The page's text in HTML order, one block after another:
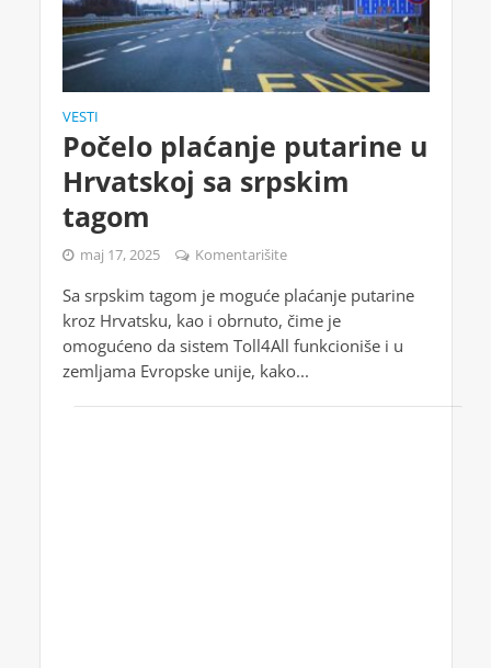
VESTI
Počelo plaćanje putarine u
Hrvatskoj sa srpskim
tagom
maj 17, 2025 Komentarišite
Sa srpskim tagom je moguće plaćanje putarine
kroz Hrvatsku, kao i obrnuto, čime je
omogućeno da sistem Toll4All funkcioniše i u
zemljama Evropske unije, kako...